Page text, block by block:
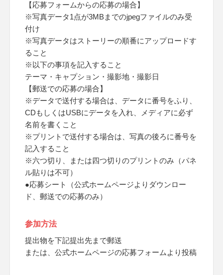
【応募フォームからの応募の場合】
※写真データ1点が3MBまでのjpegファイルのみ受
付け
※写真データはストーリーの順番にアップロードす
ること
※以下の事項を記入すること
テーマ・キャプション・撮影地・撮影日
【郵送での応募の場合】
※データで送付する場合は、データに番号をふり、
CDもしくはUSBにデータを入れ、メディアに必ず
名前を書くこと
※プリントで送付する場合は、写真の後ろに番号を
記入すること
※六つ切り、または四つ切りのプリントのみ（パネ
ル貼りは不可）
●応募シート（公式ホームページよりダウンロー
ド、郵送での応募のみ）
参加方法
提出物を下記提出先まで郵送
または、公式ホームページの応募フォームより投稿